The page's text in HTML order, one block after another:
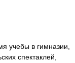
учебы в гимназии,
спектаклей,